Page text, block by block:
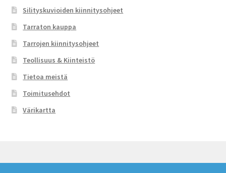
Silityskuvioiden kiinnitysohjeet
Tarraton kauppa
Tarrojen kiinnitysohjeet
Teollisuus & Kiinteistö
Tietoa meistä
Toimitusehdot
Värikartta